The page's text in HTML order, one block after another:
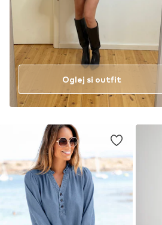
Oglej si outfit